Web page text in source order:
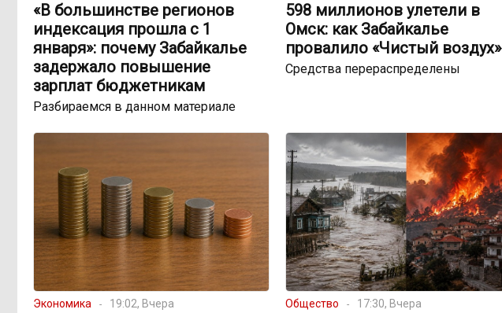
«В большинстве регионов
индексация прошла с 1
января»: почему Забайкалье
задержало повышение
зарплат бюджетникам
Разбираемся в данном материале
598 миллионов улетели в
Омск: как Забайкалье
провалило «Чистый воздух»
Средства перераспределены
Экономика 19:02, Вчера Общество 17:30, Вчера